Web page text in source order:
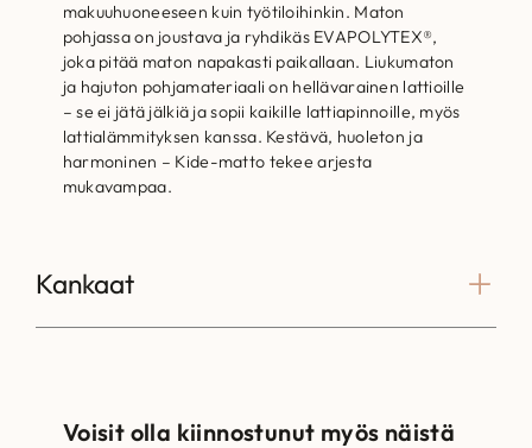
makuuhuoneeseen kuin työtiloihinkin. Maton
pohjassa on joustava ja ryhdikäs EVAPOLYTEX®,
joka pitää maton napakasti paikallaan. Liukumaton
ja hajuton pohjamateriaali on hellävarainen lattioille
– se ei jätä jälkiä ja sopii kaikille lattiapinnoille, myös
lattialämmityksen kanssa. Kestävä, huoleton ja
harmoninen – Kide-matto tekee arjesta
mukavampaa.
Kankaat
Voisit olla kiinnostunut myös näistä